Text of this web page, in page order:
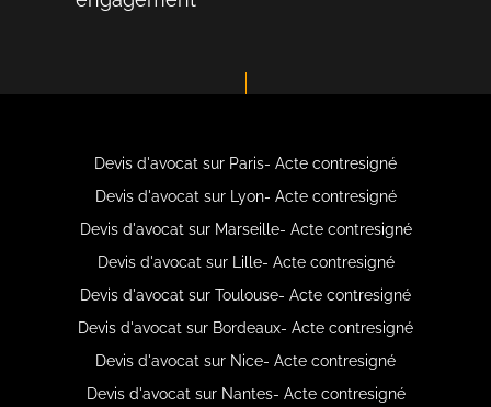
Devis d'avocat sur Paris- Acte contresigné
Devis d'avocat sur Lyon- Acte contresigné
Devis d'avocat sur Marseille- Acte contresigné
Devis d'avocat sur Lille- Acte contresigné
Devis d'avocat sur Toulouse- Acte contresigné
Devis d'avocat sur Bordeaux- Acte contresigné
Devis d'avocat sur Nice- Acte contresigné
Devis d'avocat sur Nantes- Acte contresigné